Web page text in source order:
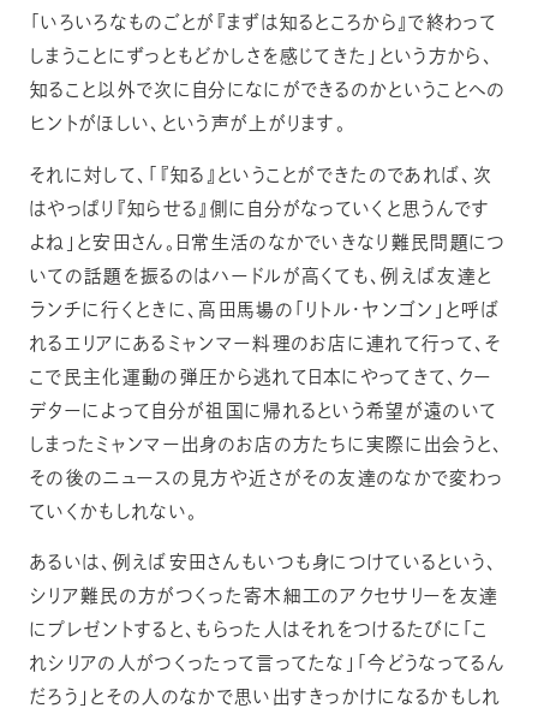
「いろいろなものごとが『まずは知るところから』で終わって
しまうことにずっともどかしさを感じてきた」という方から、
知ること以外で次に自分になにができるのかということへの
ヒントがほしい、という声が上がります。
それに対して、「『知る』ということができたのであれば、次
はやっぱり『知らせる』側に自分がなっていくと思うんです
よね」と安田さん。日常生活のなかでいきなり難民問題につ
いての話題を振るのはハードルが高くても、例えば友達と
ランチに行くときに、高田馬場の「リトル・ヤンゴン」と呼ば
れるエリアにあるミャンマー料理のお店に連れて行って、そ
こで民主化運動の弾圧から逃れて日本にやってきて、クー
デターによって自分が祖国に帰れるという希望が遠のいて
しまったミャンマー出身のお店の方たちに実際に出会うと、
その後のニュースの見方や近さがその友達のなかで変わっ
ていくかもしれない。
あるいは、例えば安田さんもいつも身につけているという、
シリア難民の方がつくった寄木細工のアクセサリーを友達
にプレゼントすると、もらった人はそれをつけるたびに「こ
れシリアの人がつくったって言ってたな」「今どうなってるん
だろう」とその人のなかで思い出すきっかけになるかもしれ